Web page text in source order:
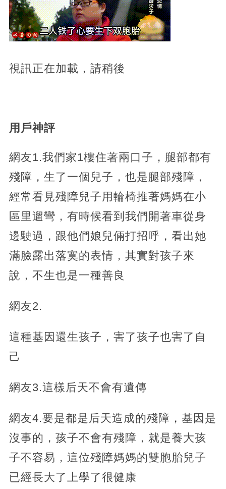
視訊正在加載，請稍後
用戶神評
網友1.我們家1樓住著兩口子，腿部都有
殘障，生了一個兒子，也是腿部殘障，
經常看見殘障兒子用輪椅推著媽媽在小
區里遛彎，有時候看到我們開著車從身
邊駛過，跟他們娘兒倆打招呼，看出她
滿臉露出落寞的表情，其實對孩子來
說，不生也是一種善良
網友2.
這種基因還生孩子，害了孩子也害了自
己
網友3.這樣后天不會有遺傳
網友4.要是都是后天造成的殘障，基因是
沒事的，孩子不會有殘障，就是養大孩
子不容易，這位殘障媽媽的雙胞胎兒子
已經長大了上學了很健康